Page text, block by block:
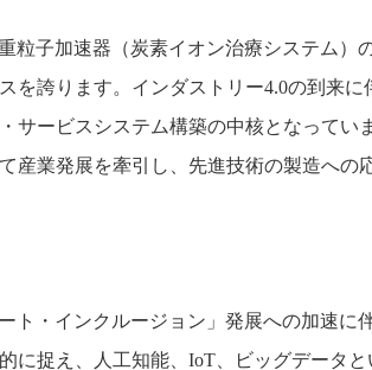
粒子加速器（炭素イオン治療システム）
を誇ります。インダストリー4.0の到来に
・ サービスシステム構築の中核となっていま
産業発展を牽引し、先進技術の製造への
ト ・ インクルージョン 」発展への加速に
に捉え、人工知能、 IoT 、ビッグデータと